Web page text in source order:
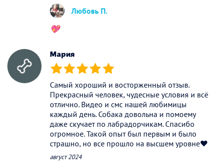
Любовь П.
💖
Мария
(*) (*) (*) (*) (*)
Самый хороший и восторженный отзыв.
Прекрасный человек, чудесные условия и всё
отлично. Видео и смс нашей любимицы
каждый день. Собака довольна и помоему
даже скучает по лабрадорчикам. Спасибо
огромное. Такой опыт был первым и было
страшно, но все прошло на высшем уровне❤️
август 2024